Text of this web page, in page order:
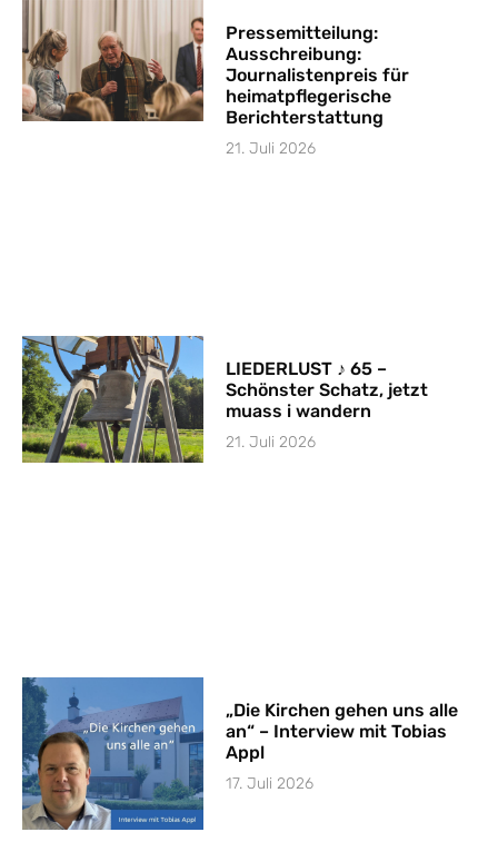
Pressemitteilung:
Ausschreibung:
Journalistenpreis für
heimatpflegerische
Berichterstattung
21. Juli 2026
LIEDERLUST ♪ 65 –
Schönster Schatz, jetzt
muass i wandern
21. Juli 2026
„Die Kirchen gehen uns alle
an“ – Interview mit Tobias
Appl
17. Juli 2026